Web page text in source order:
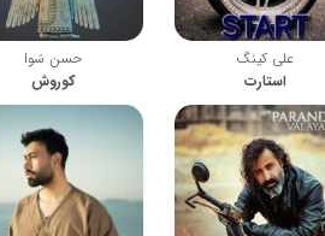
علی کینگ
استارت
حسن سَوا
کوروش